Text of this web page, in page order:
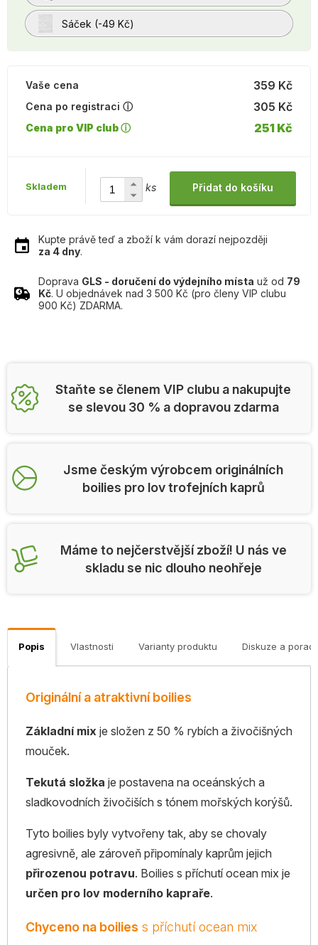
Sáček (-49 Kč)
359 Kč
Vaše cena
Cena po registraci ⓘ
305 Kč
Cena pro VIP club ⓘ 251 Kč
Skladem ks Přidat do košíku
Kupte právě teď a zboží k vám dorazí nejpozději
za 4 dny.
Doprava GLS - doručení do výdejního místa už od 79
Kč. U objednávek nad 3 500 Kč (pro členy VIP clubu
900 Kč) ZDARMA.
Staňte se členem VIP clubu a nakupujte
se slevou 30 % a dopravou zdarma
Jsme českým výrobcem originálních
boilies pro lov trofejních kaprů
Máme to nejčerstvější zboží! U nás ve
skladu se nic dlouho neohřeje
Popis Vlastnosti Varianty produktu Diskuze a
Originální a atraktivní boilies
Základní mix je složen z 50 % rybích a živočišných
mouček.
Tekutá složka je postavena na oceánských a
sladkovodních živočiších s tónem mořských korýšů.
Tyto boilies byly vytvořeny tak, aby se chovaly
agresivně, ale zároveň připomínaly kaprům jejich
přirozenou potravu. Boilies s příchutí ocean mix je
určen pro lov moderního kapraře.
Chyceno na boilies s příchutí ocean mix